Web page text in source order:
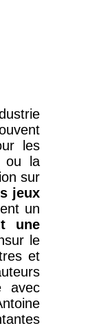
les
ou la
sur
jeux
un
une
le
et
avec